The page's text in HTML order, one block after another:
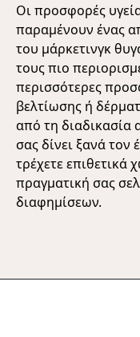
Οι προσφορές
παραμένουν ένας
του μάρκετινγκ
τους πιο
περισσότερες
βελτίωσης ή
από τη
σας δίνει ξανά τον
τρέχετε επιθετικά
πραγματική σας
διαφημίσεων.